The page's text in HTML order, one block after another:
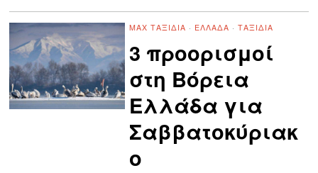
MAX ΤΑΞΊΔΙΑ · ΕΛΛΆΔΑ · ΤΑΞΊΔΙΑ
3 προορισμοί
στη Βόρεια
Ελλάδα για
Σαββατοκύριακ
ο